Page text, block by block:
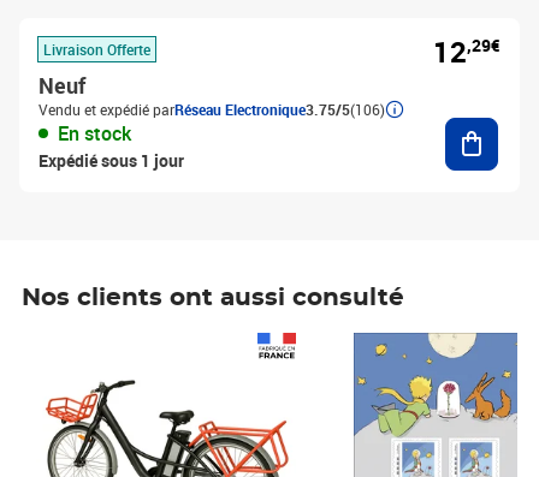
Livraison Offerte
Neuf
Vendu et expédié parRéseau Electronique3.75/5(106)
En stock
Expédié sous 1 jour
12,29€
Nos clients ont aussi consulté
Prix 7,50€